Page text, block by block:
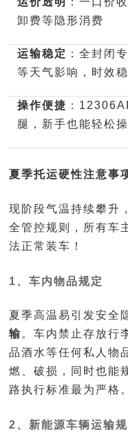
卸费等隐形消费
运输稳定 ：全封闭
等天气影响，时效
操作便捷 ：
腿，新手也能轻松
夏季托运硬性注意事
现阶段气温持续攀升
全管控规则，所有车
法正常装车！
1、车内物品规定
夏季高温易引发安全
输。车内禁止存放行
品酒水等任何私人物
燃、破损，同时也能
路执行标准最为严格。
2、新能源车辆运输规